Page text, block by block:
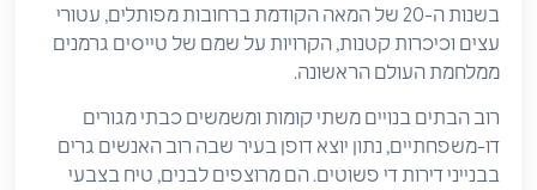
בשנות ה-20 של המאה הקודמת ברחובות מפותלים, עטורי
עצים וכיכרות קטנות, הקרויות על שמם של טייסים גרמנים
ממלחמת העולם הראשונה.
רוב הבתים בנויים משתי קומות ומשמשים כבתי מגורים
דו-משפחתיים, נתון יוצא דופן בעיר שבה רוב האנשים גרים
בבנייני דירות די פשוטים. הם מרוצפים לבנים, טיח בצבעי